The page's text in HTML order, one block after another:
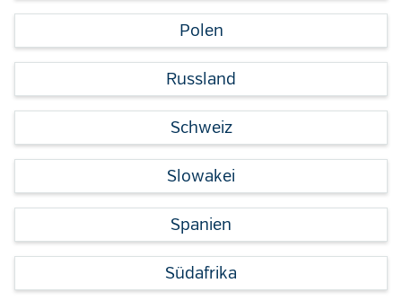
Polen
Russland
Schweiz
Slowakei
Spanien
Südafrika